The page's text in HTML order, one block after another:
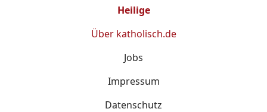
Heilige
Über katholisch.de
Jobs
Impressum
Datenschutz